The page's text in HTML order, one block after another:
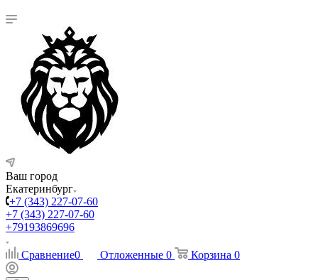
Ваш город
Екатеринбург
+7 (343) 227-07-60
+7 (343) 227-07-60
+79193869696
Сравнение0 Отложенные 0 Корзина 0